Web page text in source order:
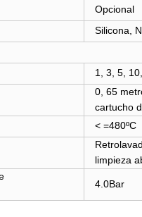
Opcional
Silicona,
1, 3, 5,
0, 65
cartucho
< =480ºC
limpieza
4.0Bar